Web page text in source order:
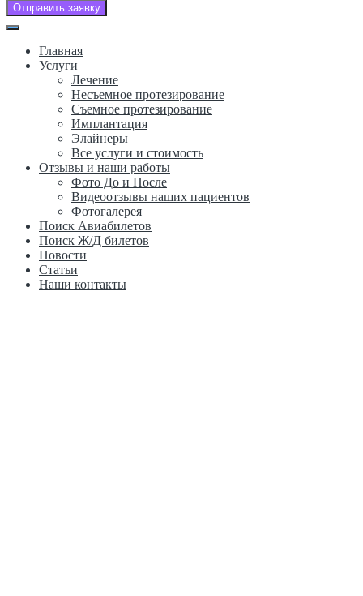
Отправить заявку
Главная
Услуги
Лечение
Несъемное протезирование
Съемное протезирование
Имплантация
Элайнеры
Все услуги и стоимость
Отзывы и наши работы
Фото До и После
Видеоотзывы наших пациентов
Фотогалерея
Поиск Авиабилетов
Поиск Ж/Д билетов
Новости
Статьи
Наши контакты